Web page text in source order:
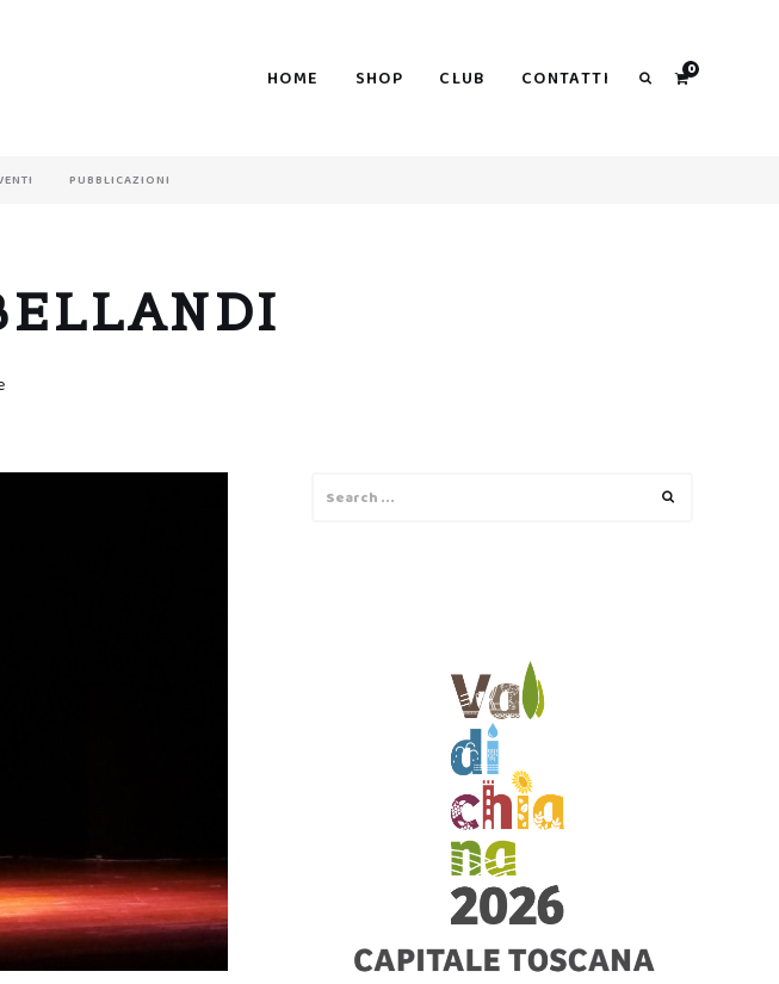
HOME SHOP CLUB CONTATTI 0
PUBBLICAZIONI
for: